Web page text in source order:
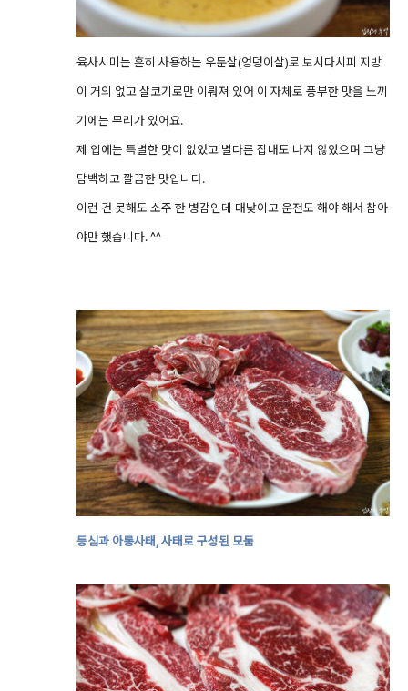
육사시미는 흔히 사용하는 우둔살(엉덩이살)로 보시다시피 지방
이 거의 없고 살코기로만 이뤄져 있어 이 자체로 풍부한 맛을 느끼
기에는 무리가 있어요.
제 입에는 특별한 맛이 없었고 별다른 잡내도 나지 않았으며 그냥
담백하고 깔끔한 맛입니다.
이런 건 못해도 소주 한 병감인데 대낮이고 운전도 해야 해서 참아
야만 했습니다. ^^
등심과 아롱사태, 사태로 구성된 모둠